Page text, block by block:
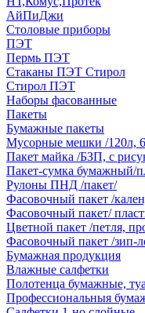
АйПиДжи
Столовые приборы
ПЭТ
Пермь ПЭТ
Стаканы ПЭТ Стирол
Стирол ПЭТ
Наборы фасованные
Пакеты
Бумажные пакеты
Мусорные мешки /120л,
Пакет майка /БЗП, с
Пакет-сумка бумажный/
Рулоны ПНД /пакет/
Фасовочный пакет /
Фасовочный пакет/
Цветной пакет /петля,
Фасовочный пакет /зип-
Бумажная продукция
Влажные салфетки
Полотенца бумажные,
Профессиональныя